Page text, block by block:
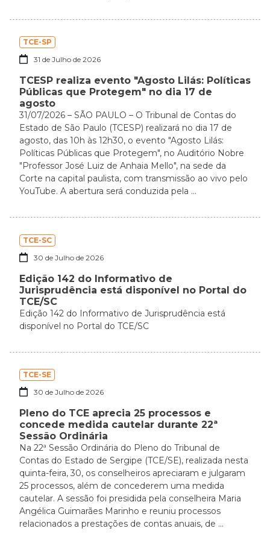
TCE-SP
31 de Julho de 2026
TCESP realiza evento "Agosto Lilás: Políticas
Públicas que Protegem" no dia 17 de
agosto
31/07/2026 – SÃO PAULO – O Tribunal de Contas do
Estado de São Paulo (TCESP) realizará no dia 17 de
agosto, das 10h às 12h30, o evento "Agosto Lilás:
Políticas Públicas que Protegem", no Auditório Nobre
"Professor José Luiz de Anhaia Mello", na sede da
Corte na capital paulista, com transmissão ao vivo pelo
YouTube. A abertura será conduzida pela ...
TCE-SC
30 de Julho de 2026
Edição 142 do Informativo de
Jurisprudência está disponível no Portal do
TCE/SC
Edição 142 do Informativo de Jurisprudência está
disponível no Portal do TCE/SC
TCE-SE
30 de Julho de 2026
Pleno do TCE aprecia 25 processos e
concede medida cautelar durante 22ª
Sessão Ordinária
Na 22ª Sessão Ordinária do Pleno do Tribunal de
Contas do Estado de Sergipe (TCE/SE), realizada nesta
quinta-feira, 30, os conselheiros apreciaram e julgaram
25 processos, além de concederem uma medida
cautelar. A sessão foi presidida pela conselheira Maria
Angélica Guimarães Marinho e reuniu processos
relacionados a prestações de contas anuais, de ...